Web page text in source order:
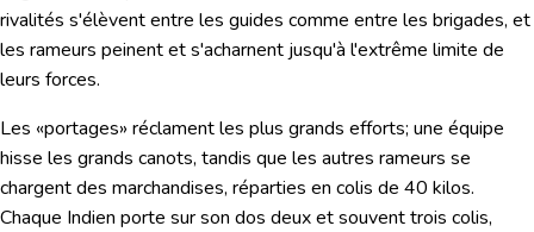
rivalités s'élèvent entre les guides comme entre les brigades, et
les rameurs peinent et s'acharnent jusqu'à l'extrême limite de
leurs forces.
Les «portages» réclament les plus grands efforts; une équipe
hisse les grands canots, tandis que les autres rameurs se
chargent des marchandises, réparties en colis de 40 kilos.
Chaque Indien porte sur son dos deux et souvent trois colis,